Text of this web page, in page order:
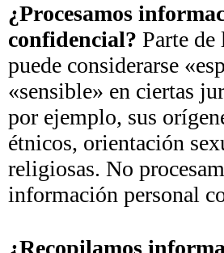
¿Procesamos
confidencial? Parte
puede considerarse
«sensible» en ciertas
por ejemplo, sus
étnicos, orientación
religiosas. No
información personal